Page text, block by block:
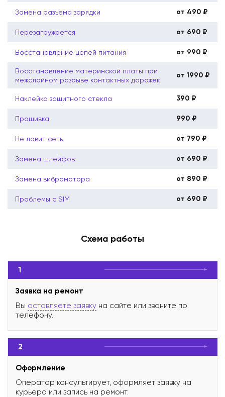
Замена разъема зарядки от 490 ₽
Перезагружается от 690 ₽
Восстановление цепей питания от 990 ₽
Восстановление материнской платы при
межслойном разрыве контактных дорожек
от 1990 ₽
Наклейка защитного стекла 390 ₽
Прошивка 990 ₽
Не ловит сеть от 790 ₽
Замена шлейфов от 690 ₽
Замена вибромотора от 890 ₽
Проблемы с SIM от 690 ₽
Схема работы
1
Заявка на ремонт
Вы оставляете заявку на сайте или звоните по
телефону.
2
Оформление
Оператор консультирует, оформляет заявку на
курьера или запись на ремонт.